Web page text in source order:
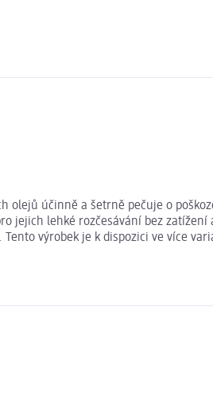
olejů účinně a šetrně pečuje o
jejich lehké rozčesávání bez
výrobek je k dispozici ve více